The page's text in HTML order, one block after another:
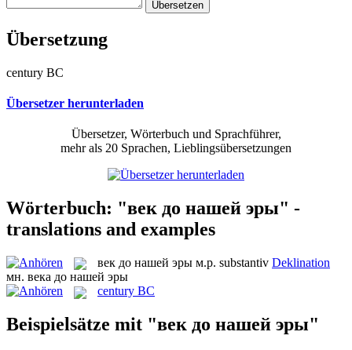
Übersetzung
century BC
Übersetzer herunterladen
Übersetzer, Wörterbuch und Sprachführer,
mehr als 20 Sprachen, Lieblingsübersetzungen
Wörterbuch: "век до нашей эры" -
translations and examples
век до нашей эры м.р. substantiv Deklination
мн. века до нашей эры
century BC
Beispielsätze mit "век до нашей эры"